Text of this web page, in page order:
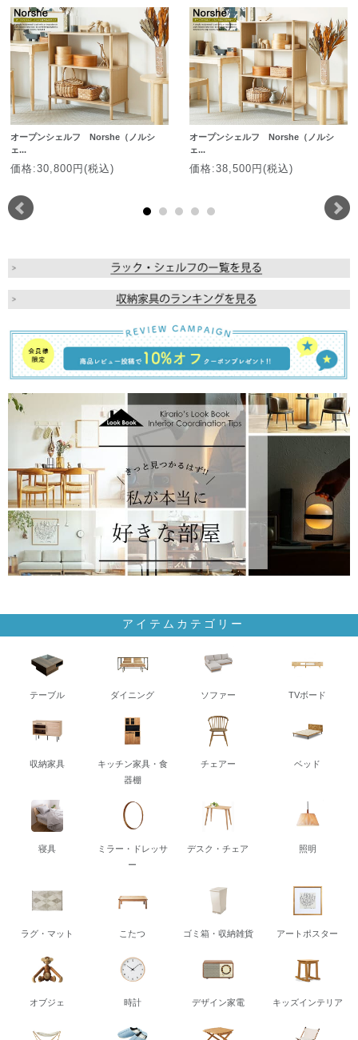
オープンシェルフ Norshe（ノルシ
ェ...
価格:30,800円(税込)
オープンシェルフ Norshe（ノルシ
ェ...
価格:38,500円(税込)
アイテムカテゴリー
テーブル ダイニング ソファー TVボード
収納家具
キッチン家具・食
器棚
チェアー ベッド
寝具
ミラー・ドレッサ
ー
デスク・チェア 照明
ラグ・マット こたつ ゴミ箱・収納雑貨 アートポスター
オブジェ 時計 デザイン家電 キッズインテリア